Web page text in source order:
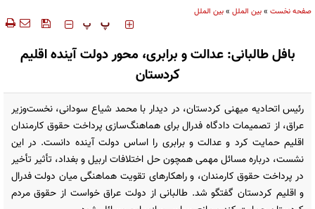
صفحه نخست »بین الملل »بین الملل
‍‍‍ پ پ
بافل طالبانی: عدالت و برابری، محور دولت آینده اقلیم
کردستان
رئیس اتحادیه میهنی کردستان، در دیدار با محمد شیاع سودانی، نخست‌وزیر
عراق، از تصمیمات دادگاه فدرال برای هماهنگ‌سازی پرداخت حقوق کارمندان
اقلیم حمایت کرد و عدالت و برابری را اساس دولت آینده دانست. در این
نشست، درباره مسائل مهمی همچون حل اختلافات اربیل و بغداد، تأثیر تأخیر
در پرداخت حقوق کارمندان، و راهکارهای تقویت هماهنگی میان دولت فدرال
و اقلیم کردستان گفتگو شد. طالبانی از دولت عراق خواست از حقوق مردم